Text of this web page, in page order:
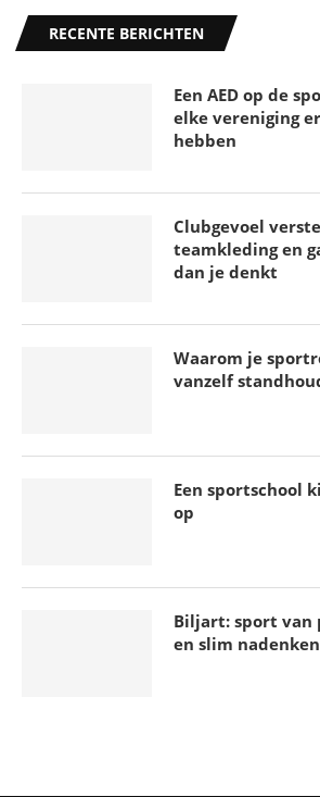
Gebruik deze tips om meer te
rondom huis
Schaatsen NK Afstanden:
RECENTE BERICHTEN
Een AED op de
elke vereniging
hebben
Clubgevoel
teamkleding en
dan je denkt
Waarom je
vanzelf
Een sportschool
op
Biljart: sport van
en slim nadenken